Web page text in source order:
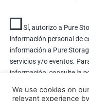
Sí, autorizo ​​a Pure
información personal de
información a Pure
servicios y/o eventos.
información, consulte la
We use cookies on
relevant experience